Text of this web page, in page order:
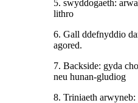
5. swyddogaeth:
lithro
6. Gall ddefnyddio
agored.
7. Backside: gyda
neu hunan-gludiog
8. Triniaeth